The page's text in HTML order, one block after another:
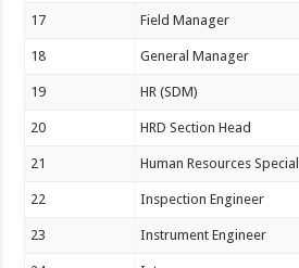
17 Field Manager
18 General Manager
19 HR (SDM)
20 HRD Section Head
21 Human Resources
22 Inspection Engineer
23 Instrument Engineer